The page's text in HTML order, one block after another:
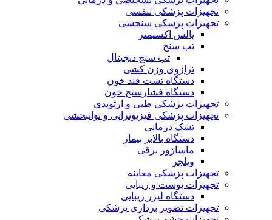
تجهیزات پزشکی تنفسی
تجهیزات پزشکی سنجشی
پالس اکسیمتر
تب سنج
تب سنج دیجیتال
ترازوی وزن کشی
دستگاه تست قند خون
دستگاه فشارسنج خون
تجهیزات پزشکی طبی و ارتوپدی
تجهیزات پزشکی فیزیوتراپی و توانبخشی
تشک درمانی
دستگاه بالابر بیمار
ماساژور برقی
ویلچر
تجهیزات پزشکی معاینه
تجهیزات پوست و زیبایی
دستگاه لیزر زیبایی
تجهیزات تصویر برداری پزشکی